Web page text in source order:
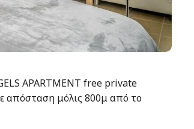
APARTMENT free private
απόσταση μόλις 800μ από το